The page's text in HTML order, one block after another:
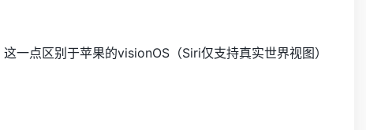
一点区别于苹果的visionOS（Siri仅支持真实世界视图）